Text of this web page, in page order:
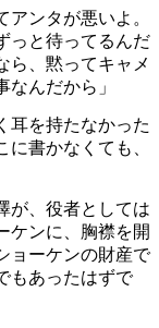
アンタが悪いよ。
っと待ってるんだ
ら、黙ってキャメ
んだから」
耳を持たなかった
に書かなくても、
が、役者としては
ケンに、胸襟を開
ョーケンの財産で
もあったはずで